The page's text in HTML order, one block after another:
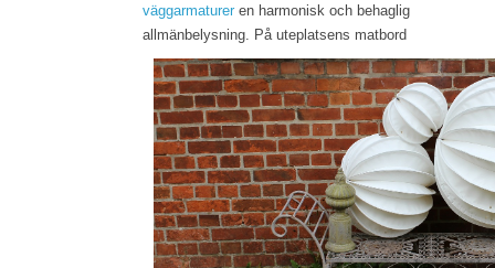
väggarmaturer en harmonisk och behaglig
allmänbelysning. På uteplatsens matbord